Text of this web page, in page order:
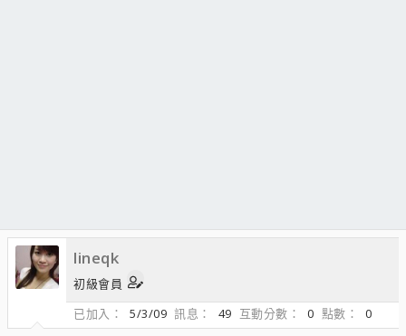
lineqk
初級會員
已加入
5/3/09 訊息 49 互動分數 0 點數
0